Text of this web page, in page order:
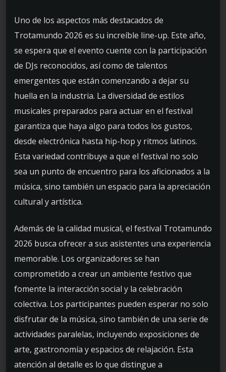
Uno de los aspectos más destacados de
Trotamundo 2026 es su increíble line-up. Este año,
se espera que el evento cuente con la participación
de DJs reconocidos, así como de talentos
emergentes que están comenzando a dejar su
huella en la industria. La diversidad de estilos
musicales preparados para actuar en el festival
garantiza que haya algo para todos los gustos,
desde electrónica hasta hip-hop y ritmos latinos.
Esta variedad contribuye a que el festival no solo
sea un punto de encuentro para los aficionados a la
música, sino también un espacio para la apreciación
cultural y artística.
Además de la calidad musical, el festival Trotamundo
2026 busca ofrecer a sus asistentes una experiencia
memorable. Los organizadores se han
comprometido a crear un ambiente festivo que
fomente la interacción social y la celebración
colectiva. Los participantes pueden esperar no solo
disfrutar de la música, sino también de una serie de
actividades paralelas, incluyendo exposiciones de
arte, gastronomía y espacios de relajación. Esta
atención al detalle es lo que distingue a